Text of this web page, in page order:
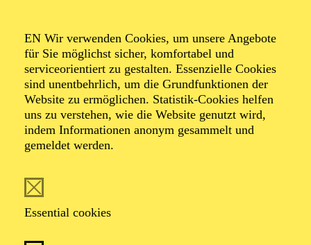
EN Wir verwenden Cookies, um unsere Angebote
für Sie möglichst sicher, komfortabel und
serviceorientiert zu gestalten. Essenzielle Cookies
sind unentbehrlich, um die Grundfunktionen der
Website zu ermöglichen. Statistik-Cookies helfen
uns zu verstehen, wie die Website genutzt wird,
indem Informationen anonym gesammelt und
gemeldet werden.
Essential cookies
Organiser: Theater-, Konzert- u. Gastspieldirektion OTTO
HOFNER GMBH
TICKETS
55,20 52,70€
EN: SCHAUSPIEL ESSEN
05.09.2026
19:30 - 21:30